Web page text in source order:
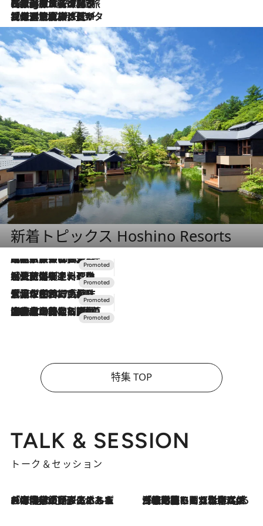
2026.8.4
【厳選旅コスメ】「紫外線＆乾燥対策しながらメイク感も！」ヘア＆メイクGeorgeが選んだ夏旅ベストコスメを発表！【Mサイズジップ】
2026.8.3
【厳選旅コスメ】「保湿もタイパ重視！」“サウナ好き”タレント清水みさとが愛用する夏旅ベストコスメを発表！【Mサイズジップ】
新着トピックス Hoshino Resorts
2026.7.31
【ホテル帰省】という選択肢をOMOが提案。家族とほどよい距離を保つには「昼は実家、夜は気兼ねなくホテルで！」
2026.7.24
【夏限定ディナーコース】旬を迎える稚鮎や花ズッキーニなどをイタリア・トスカーナの郷土料理の手法で満喫！
2026.7.17
「土佐和ハーブかき氷」がOMO7高知に登場！生姜、山椒、大葉など目にも舌にも涼を呼ぶ郷土の味
2026.7.10
NEW OPEN！【界 草津】名湯の地に誕生。趣の異なる2種の温泉と上州ならではの会席・蕎麦割烹など美食を味わう究極の癒やし旅
特集 TOP
TALK & SESSION
トーク＆セッション
2026.8.3
「今後値上げがあるとすれば…」「リスクがあるのは今年の冬」エネルギー専門家が語る、ホルムズ海峡封鎖が家庭にもたらす“ある心配” 2026.8.3
「住宅建てられない…」「サーチャージ料の高値が続いている」ホルムズ海峡封鎖による影響はいつまで続く？《エネルギー専門家に聞く“どうなる日本の暮らし”》